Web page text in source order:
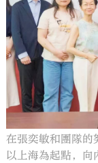
在張奕敏和團隊的
以上海為起點，向